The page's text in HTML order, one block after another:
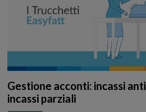
Gestione acconti: incassi
incassi parziali